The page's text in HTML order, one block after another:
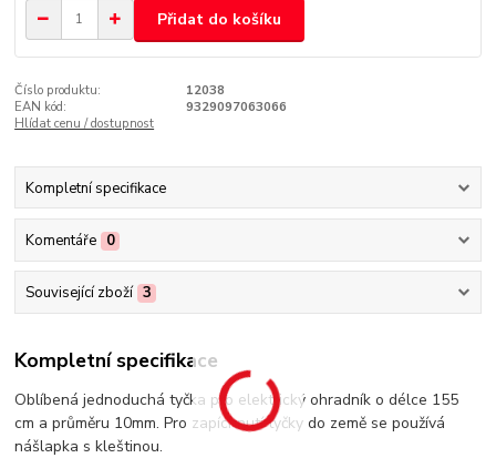
Přidat do košíku
Číslo produktu:
12038
EAN kód:
9329097063066
Hlídat cenu / dostupnost
Kompletní specifikace
Komentáře 0
Související zboží 3
Kompletní specifikace
Oblíbená jednoduchá tyčka pro elektrický ohradník o délce 155
cm a průměru 10mm. Pro zapíchnutí tyčky do země se používá
nášlapka s kleštinou.